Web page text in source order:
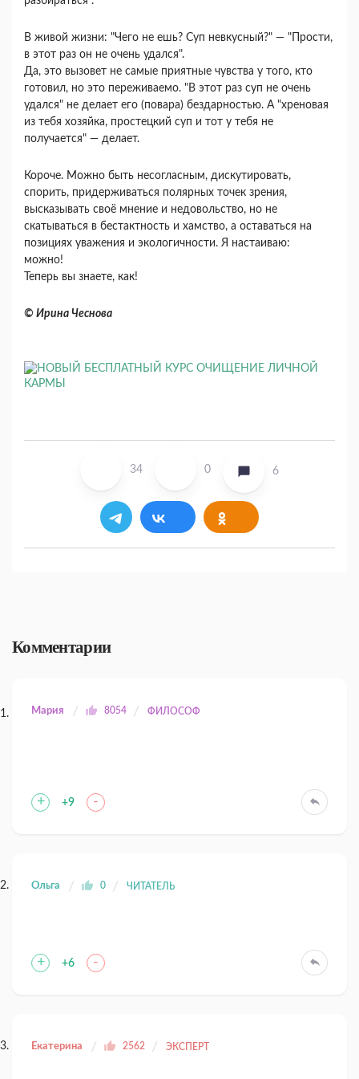
В живой жизни: "Чего не ешь? Суп невкусный?" — "Прости,
в этот раз он не очень удался".
Да, это вызовет не самые приятные чувства у того, кто
готовил, но это переживаемо. "В этот раз суп не очень
удался" не делает его (повара) бездарностью. А "хреновая
из тебя хозяйка, простецкий суп и тот у тебя не
получается" — делает.
Короче. Можно быть несогласным, дискутировать,
спорить, придерживаться полярных точек зрения,
высказывать своё мнение и недовольство, но не
скатываться в бестактность и хамство, а оставаться на
позициях уважения и экологичности. Я настаиваю:
можно!
Теперь вы знаете, как!
© Ирина Чеснова
34 0 6
Комментарии
Мария 8054 ФИЛОСОФ
+ +9 -
Ольга 0 ЧИТАТЕЛЬ
+ +6 -
Екатерина 2562 ЭКСПЕРТ